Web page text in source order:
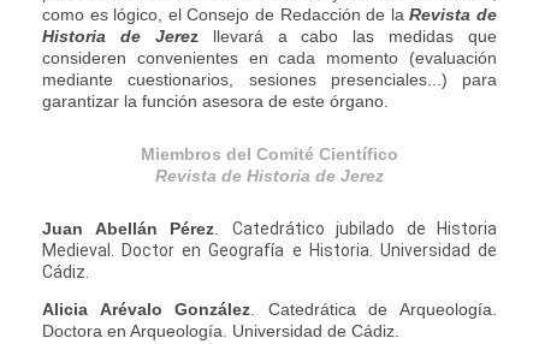
como es lógico, el Consejo de Redacción de laRevista de
Historia de Jerez llevará a cabo las medidas que
consideren convenientes en cada momento (evaluación
mediante cuestionarios, sesiones presenciales...) para
garantizar la función asesora de este órgano.
Miembros del Comité Científico
Revista de Historia de Jerez
Juan Abellán Pérez
Catedrático jubilado de Historia
Medieval. Doctor en Geografía e Historia. Universidad de
Cádiz.
Alicia Arévalo González . Catedrática de Arqueología.
Doctora en Arqueología. Universidad de Cádiz.